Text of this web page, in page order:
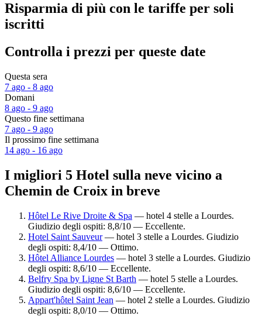
Risparmia di più con le tariffe per soli
iscritti
Controlla i prezzi per queste date
Questa sera
7 ago - 8 ago
Domani
8 ago - 9 ago
Questo fine settimana
7 ago - 9 ago
Il prossimo fine settimana
14 ago - 16 ago
I migliori 5 Hotel sulla neve vicino a
Chemin de Croix in breve
Hôtel Le Rive Droite & Spa — hotel 4 stelle a Lourdes.
Giudizio degli ospiti: 8,8/10 — Eccellente.
Hotel Saint Sauveur— hotel 3 stelle a Lourdes. Giudizio
degli ospiti: 8,4/10 — Ottimo.
Hôtel Alliance Lourdes — hotel 3 stelle a Lourdes. Giudizio
degli ospiti: 8,6/10 — Eccellente.
Belfry Spa by Ligne St Barth — hotel 5 stelle a Lourdes.
Giudizio degli ospiti: 8,6/10 — Eccellente.
Appart'hôtel Saint Jean — hotel 2 stelle a Lourdes. Giudizio
degli ospiti: 8,0/10 — Ottimo.